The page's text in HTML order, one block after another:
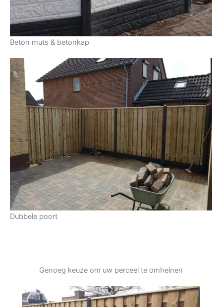
Beton muts & betonkap
Dubbele poort
Genoeg keuze om uw perceel te omheinen